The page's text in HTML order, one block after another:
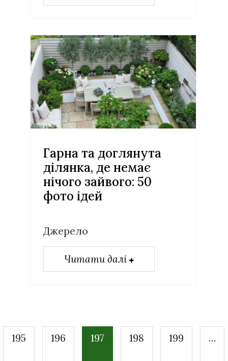
Гарна та доглянута
ділянка, де немає
нічого зайвого: 50
фото ідей
Джерело
Читати далі
195 196 197 198 199 …